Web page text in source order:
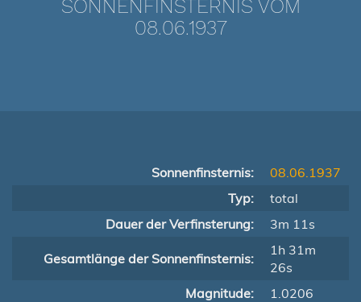
SONNENFINSTERNIS VOM
08.06.1937
Sonnenfinsternis:
08.06.1937
Typ:
total
Dauer der Verfinsterung:
3m 11s
Gesamtlänge der Sonnenfinsternis:
1h 31m
26s
Magnitude:
1.0206